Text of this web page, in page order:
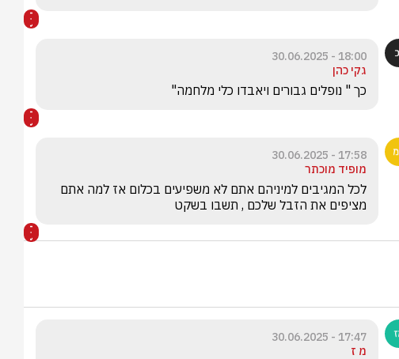
18:00 - 30.06.2025
גקי כהן
כך " נופלים גבורים ויאבדו כלי מלחמה"
17:58 - 30.06.2025
מופיד מוכתר
מציפים את הזבל שלכם , תשבו בשקט
17:47 - 30.06.2025
מ ז